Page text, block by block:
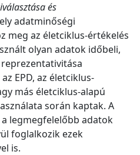
és
adatminőségi
meg az életciklus-értékelés
olyan adatok időbeli,
EPD, az életciklus-
más életciklus-alapú
során kaptak. A
legmegfelelőbb adatok
foglalkozik ezek
is.